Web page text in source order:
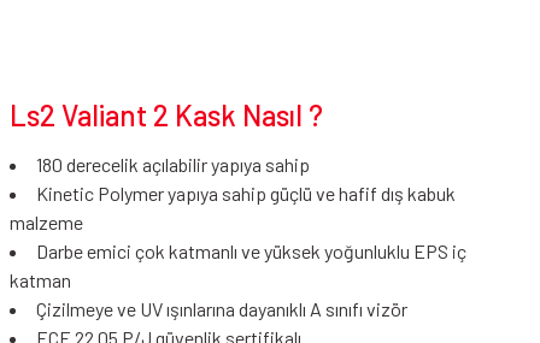
Ls2 Valiant 2 Kask Nasıl ?
180 derecelik açılabilir yapıya sahip
Kinetic Polymer yapıya sahip güçlü ve hafif dış kabuk
malzeme
Darbe emici çok katmanlı ve yüksek yoğunluklu EPS iç
katman
Çizilmeye ve UV ışınlarına dayanıklı A sınıfı vizör
ECE 22.05 P/J güvenlik sertifikalı